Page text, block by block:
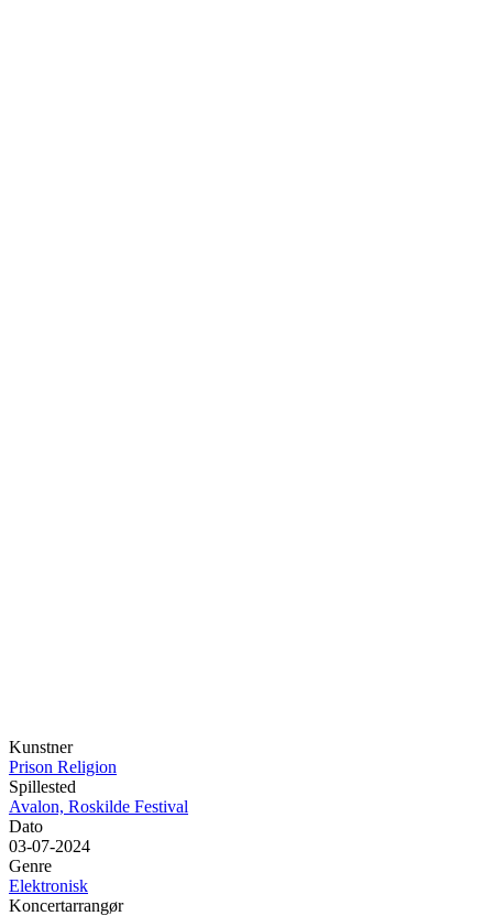
Kunstner
Prison Religion
Spillested
Avalon, Roskilde Festival
Dato
03-07-2024
Genre
Elektronisk
Koncertarrangør